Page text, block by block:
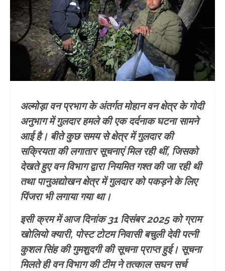
अल्मोड़ा वन प्रभाग के अंतर्गत मोहान वन क्षेत्र के गोदी
अनुभाग में गुलदार हमले की एक दर्दनाक घटना सामने
आई है। बीते कुछ समय से क्षेत्र में गुलदार की
सक्रियता की लगातार सूचनाएं मिल रही थीं, जिसको
देखते हुए वन विभाग द्वारा नियमित गश्त की जा रही थी
तथा पानुअद्योखन क्षेत्र में गुलदार को पकड़ने के लिए
पिंजरा भी लगाया गया था।
इसी क्रम में आज दिनांक 31 दिसंबर 2025 को ग्राम
खोलियो क्यारी, पोस्ट टोटम निवासी बचुली देवी पत्नी
कुशल सिंह की गुमशुदगी की सूचना प्राप्त हुई। सूचना
मिलते ही वन विभाग की टीम ने तत्काल सघन सर्च